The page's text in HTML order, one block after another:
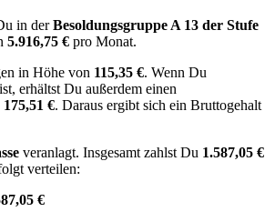
in derBesoldungsgruppe A 13 der Stufe
5.916,75 € pro Monat.
in Höhe von 115,35 €. Wenn Du
erhältst Du außerdem einen
175,51 €. Daraus ergibt sich ein Bruttogehalt
veranlagt. Insgesamt zahlst Du 1.587,05 €
verteilen:
€